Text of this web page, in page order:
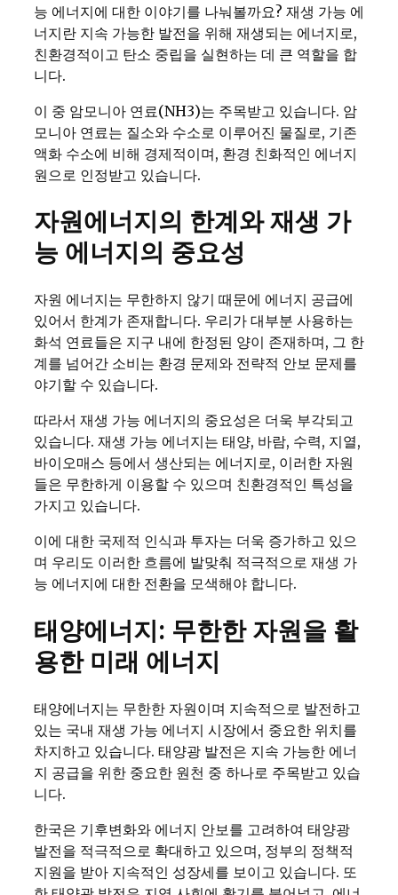
능 에너지에 대한 이야기를 나눠볼까요? 재생 가능 에
너지란 지속 가능한 발전을 위해 재생되는 에너지로,
친환경적이고 탄소 중립을 실현하는 데 큰 역할을 합
니다.
이 중 암모니아 연료(NH3)는 주목받고 있습니다. 암
모니아 연료는 질소와 수소로 이루어진 물질로, 기존
액화 수소에 비해 경제적이며, 환경 친화적인 에너지
원으로 인정받고 있습니다.
자원에너지의 한계와 재생 가
능 에너지의 중요성
자원 에너지는 무한하지 않기 때문에 에너지 공급에
있어서 한계가 존재합니다. 우리가 대부분 사용하는
화석 연료들은 지구 내에 한정된 양이 존재하며, 그 한
계를 넘어간 소비는 환경 문제와 전략적 안보 문제를
야기할 수 있습니다.
따라서 재생 가능 에너지의 중요성은 더욱 부각되고
있습니다. 재생 가능 에너지는 태양, 바람, 수력, 지열,
바이오매스 등에서 생산되는 에너지로, 이러한 자원
들은 무한하게 이용할 수 있으며 친환경적인 특성을
가지고 있습니다.
이에 대한 국제적 인식과 투자는 더욱 증가하고 있으
며 우리도 이러한 흐름에 발맞춰 적극적으로 재생 가
능 에너지에 대한 전환을 모색해야 합니다.
태양에너지: 무한한 자원을 활
용한 미래 에너지
태양에너지는 무한한 자원이며 지속적으로 발전하고
있는 국내 재생 가능 에너지 시장에서 중요한 위치를
차지하고 있습니다. 태양광 발전은 지속 가능한 에너
지 공급을 위한 중요한 원천 중 하나로 주목받고 있습
니다.
한국은 기후변화와 에너지 안보를 고려하여 태양광
발전을 적극적으로 확대하고 있으며, 정부의 정책적
지원을 받아 지속적인 성장세를 보이고 있습니다. 또